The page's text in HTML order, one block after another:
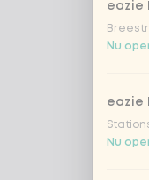
eazie
Nu
eazie
Nu